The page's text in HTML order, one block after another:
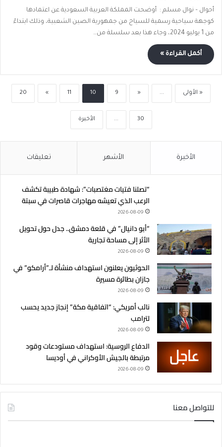
أحوال – نوال مسلم : أوضحت المملكة العربية السعودية عن اعتمادها
كوجهة سياحية رسمية للسياح من جمهورية الصين الشعبية، وذلك ابتداءً
من 1 يوليو 2024، وجاء هذا بعد سلسلة من…
أكمل القراءة »
« الأولى ...
«
9
10
11
»
20
30
... الأخيرة
الأخيرة الأشهر تعليقات
“تصلنا فتيات مغتصبات”: شهادة طبيبة تكشف
الرعب الذي تعيشه مهاجرات قاصرات في سبتة
2026-08-09
“أبو دانيال” في قلعة دمشق.. جدل حول تحويل
الأثر إلى مساحة تجارية
2026-08-09
الحوثيون يعلنون استهداف منشأة لـ”أرامكو” في
جازان بطائرة مسيرة
2026-08-09
نائب أمريكي: “اتفاقية مكة” إنجاز جديد يحسب
لترامب
2026-08-09
الدفاع الروسية: استهداف مستودعات وقود
مرتبطة بالجيش الأوكراني في أوديسا
2026-08-09
للتواصل معنا